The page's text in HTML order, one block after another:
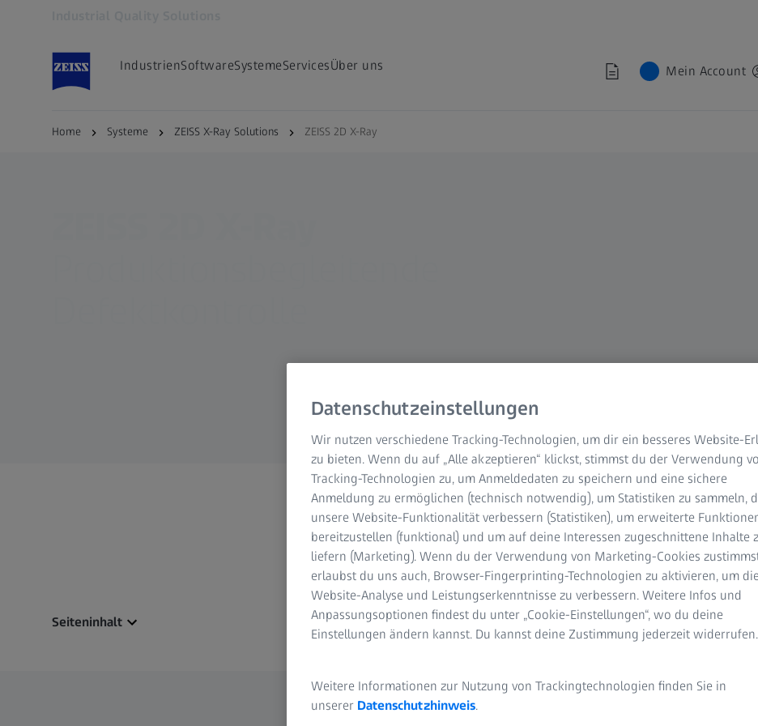
IndustrienSoftwareSystemeServicesÜber uns Mein Account
Home Systeme ZEISS X-Ray Solutions ZEISS 2D X-Ray
Seiteninhalt
Datenschutzeinstellungen
Wir nutzen verschiedene Tracking-Technologien, um dir ein besseres Website-
zu bieten. Wenn du auf „Alle akzeptieren“ klickst, stimmst du der Verwendung
Tracking-Technologien zu, um Anmeldedaten zu speichern und eine sichere
Anmeldung zu ermöglichen (technisch notwendig), um Statistiken zu sammeln,
unsere Website-Funktionalität verbessern (Statistiken), um erweiterte
bereitzustellen (funktional) und um auf deine Interessen zugeschnittene Inhalte
liefern (Marketing). Wenn du der Verwendung von Marketing-Cookies
erlaubst du uns auch, Browser-Fingerprinting-Technologien zu aktivieren, um die
Website-Analyse und Leistungserkenntnisse zu verbessern. Weitere Infos und
Anpassungsoptionen findest du unter „Cookie-Einstellungen“, wo du deine
Einstellungen ändern kannst. Du kannst deine Zustimmung jederzeit widerrufen.
Weitere Informationen zur Nutzung von Trackingtechnologien finden Sie in
unserer Datenschutzhinweis.